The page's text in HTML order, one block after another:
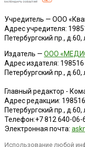
Учредитель — ООО
Адрес учредителя:
Петербургский пр.,
Издатель — ООО
Адрес издателя: 198516
Петербургский пр.,
Главный редактор -
Адрес редакции: 198516
Петербургский пр.,
Телефон:+7 812 640-06-
Электронная почта:
Использование любой